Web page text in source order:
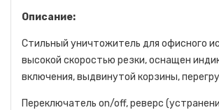
Описание:
Стильный уничтожитель для офисного
высокой скоростью резки, оснащен
включения, выдвинутой корзины,
Переключатель on/off, реверс